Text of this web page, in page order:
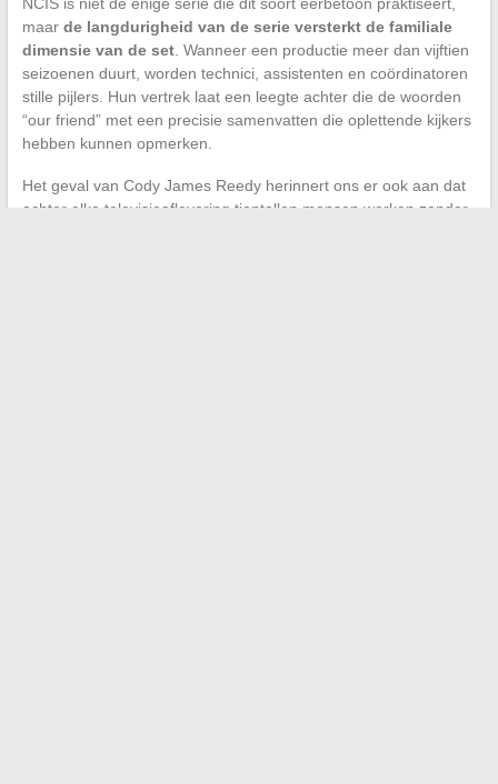
NCIS is niet de enige serie die dit soort eerbetoon praktiseert,
maar de langdurigheid van de serie versterkt de familiale
dimensie van de set. Wanneer een productie meer dan vijftien
seizoenen duurt, worden technici, assistenten en coördinatoren
stille pijlers. Hun vertrek laat een leegte achter die de woorden
“our friend” met een precisie samenvatten die oplettende kijkers
hebben kunnen opmerken.
Het geval van Cody James Reedy herinnert ons er ook aan dat
achter elke televisieaflevering tientallen mensen werken zonder